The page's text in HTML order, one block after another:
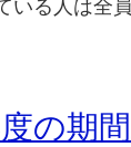
いる人は全
の期